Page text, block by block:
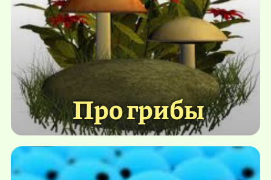
Про грибы